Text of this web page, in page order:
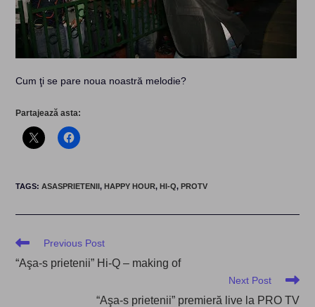
Cum ţi se pare noua noastră melodie?
Partajează asta:
TAGS:ASASPRIETENII, HAPPY HOUR, HI-Q, PROTV
Read
articles
Previous Post
“Aşa-s prietenii” Hi-Q – making of
Next Post
“Aşa-s prietenii” premieră live la PRO TV